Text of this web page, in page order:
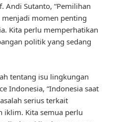
Andi Sutanto, “Pemilihan
momen penting
Kita perlu memperhatikan
politik yang sedang
tentang isu lingkungan
Indonesia, “Indonesia saat
serius terkait
iklim. Kita semua perlu